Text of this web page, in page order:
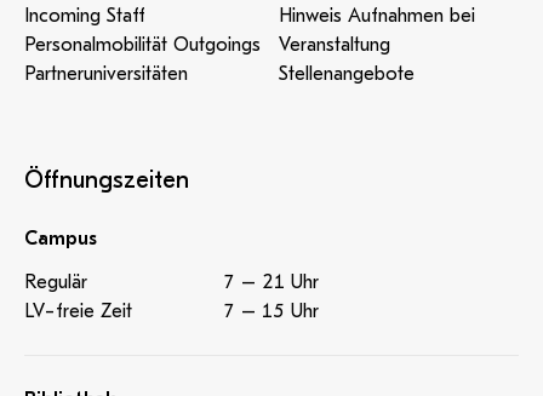
Incoming Staff
Personalmobilität Outgoings
Partneruniversitäten
Hinweis Aufnahmen bei
Veranstaltung
Stellenangebote
Öffnungszeiten
Campus
Regulär
7 – 21 Uhr
LV-freie Zeit
7 – 15 Uhr